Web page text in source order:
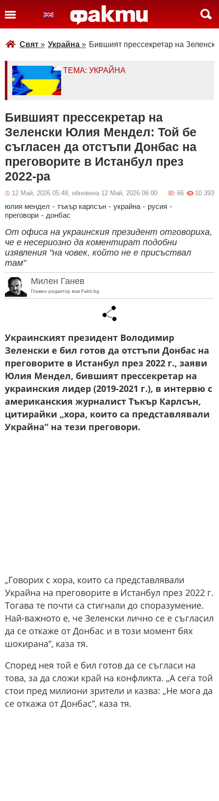
Свят » Украйна » Бившият прессекретар на
ТЕМА: УКРАЙНА
Бившият прессекретар на
Зеленски Юлия Мендел: Той бе
съгласен да отстъпи Донбас на
преговорите в Истанбул през
2022-ра
12 Май, 2026 05:48, обновена 12 Май, 2026 06:00 10 393
66
юлия мендел - тъкър карлсън - украйна - русия -
преговори - донбас
От офиса на украинския президент отговориха,
че е несериозно да коментират подобни
изявления "на човек, който не е присъствал
там"
Милен Ганев
Главен редактор във Fakti.bg
Украинският президент Володимир
Зеленски е бил готов да отстъпи Донбас на
преговорите в Истанбул през 2022 г., заяви
Юлия Мендел, бившият прессекретар на
украинския лидер (2019-2021 г.), в интервю с
американския журналист Тъкър Карлсън,
цитирайки „хора, които са представлявали
Украйна“ на тези преговори.
„Говорих с хора, които са представлявали
Украйна на преговорите в Истанбул през 2022 г.
Тогава те почти са стигнали до споразумение.
Най-важното е, че Зеленски лично се е съгласил
да се откаже от Донбас и в този момент бях
шокирана“, каза тя.
Според нея той е бил готов да се съгласи на
това, за да сложи край на конфликта. „А сега той
стои пред милиони зрители и казва: „Не мога да
се откажа от Донбас“, каза тя.